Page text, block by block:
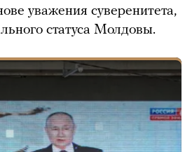
уважения суверенитета,
статуса Молдовы.